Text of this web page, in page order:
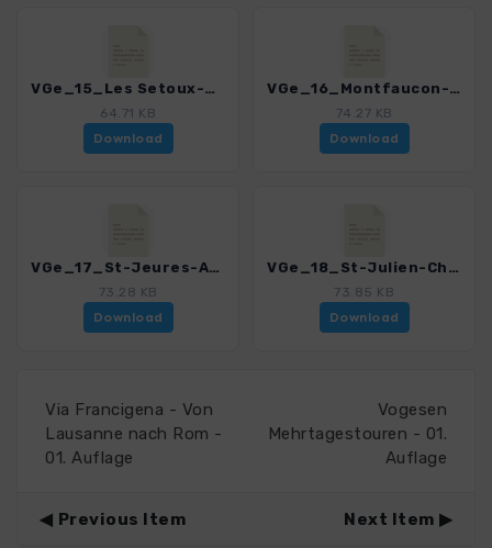
VGe_15_Les Setoux-Montfaucon_4475_1.gpx
64.71 KB
Download
VGe_16_Montfaucon-St-Jeures_4475_1.gpx
74.27 KB
Download
VGe_17_St-Jeures-Araules-St-J-Ch_4475_1.gpx
73.28 KB
Download
VGe_18_St-Julien-Ch-Le Puy_4475_1.gpx
73.85 KB
Download
Via Francigena - Von
Lausanne nach Rom -
01. Auflage
Vogesen
Mehrtagestouren - 01.
Auflage
Previous Item Next Item